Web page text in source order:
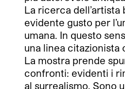
La ricerca
evidente gusto per
umana. In questo
una linea citazionista
La mostra prende
confronti: evidenti i
al surrealismo. Sono